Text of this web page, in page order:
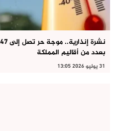
بعدد من أقاليم المملكة
31 يوليو 2026 13:05